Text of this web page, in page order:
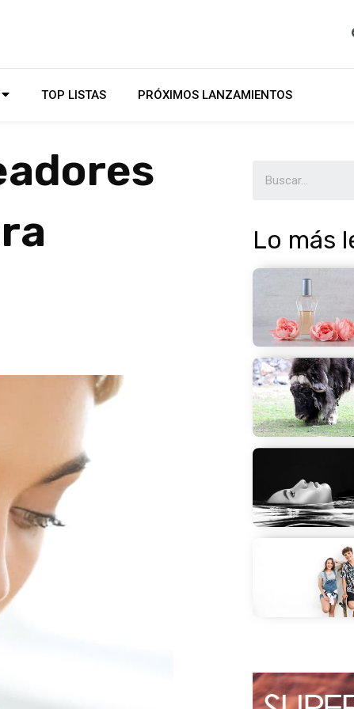
TOP LISTAS PRÓXIMOS LANZAMIENTOS
Lo más